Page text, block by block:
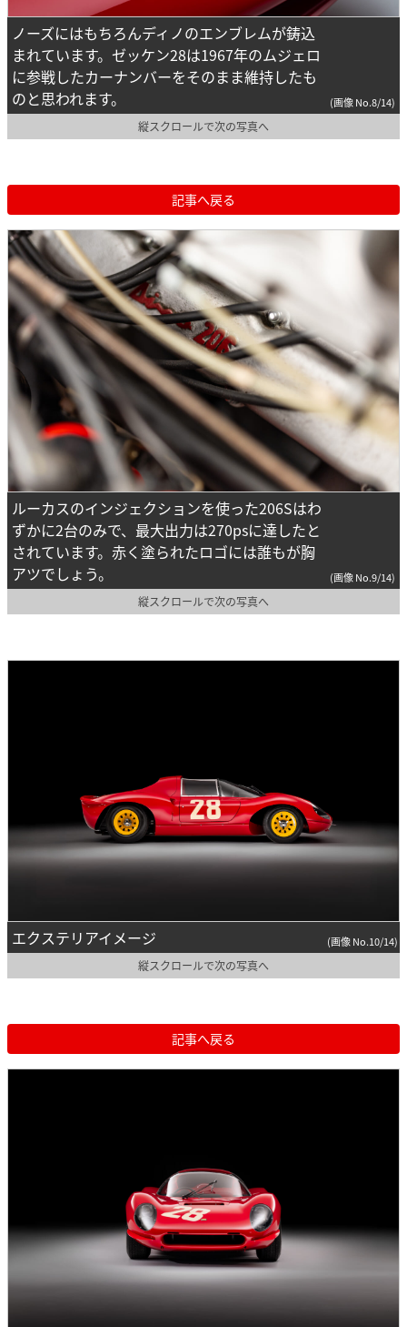
ノーズにはもちろんディノのエンブレムが鋳込
まれています。ゼッケン28は1967年のムジェロ
に参戦したカーナンバーをそのまま維持したも
のと思われます。
(画像 No.8/14)
縦スクロールで次の写真へ
記事へ戻る
ルーカスのインジェクションを使った206Sはわ
ずかに2台のみで、最大出力は270psに達したと
されています。赤く塗られたロゴには誰もが胸
アツでしょう。
(画像 No.9/14)
縦スクロールで次の写真へ
エクステリアイメージ (画像 No.10/14)
縦スクロールで次の写真へ
記事へ戻る